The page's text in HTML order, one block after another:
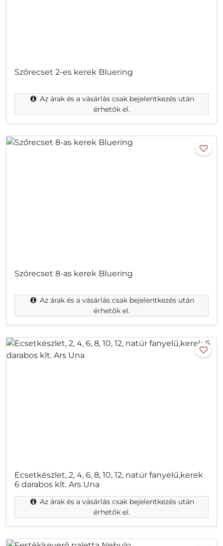
Szőrecset 2-es kerek Bluering
Az árak és a vásárlás csak bejelentkezés után
érhetők el.
Szőrecset 8-as kerek Bluering
Az árak és a vásárlás csak bejelentkezés után
érhetők el.
Ecsetkészlet, 2, 4, 6, 8, 10, 12, natúr fanyelű,kerek
6 darabos klt. Ars Una
Az árak és a vásárlás csak bejelentkezés után
érhetők el.